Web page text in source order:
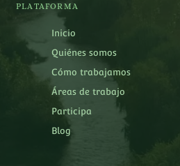
PLATAFORMA
Inicio
Quiénes somos
Cómo trabajamos
Áreas de trabajo
Participa
Blog